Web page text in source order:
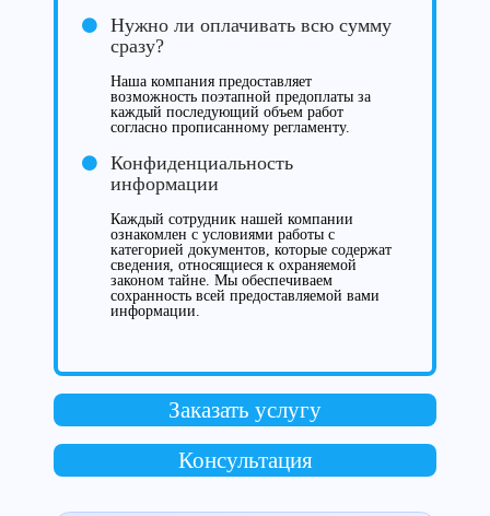
Нужно ли оплачивать всю сумму
сразу?
Наша компания предоставляет
возможность поэтапной предоплаты за
каждый последующий объем работ
согласно прописанному регламенту.
Конфиденциальность
информации
Каждый сотрудник нашей компании
ознакомлен с условиями работы с
категорией документов, которые содержат
сведения, относящиеся к охраняемой
законом тайне. Мы обеспечиваем
сохранность всей предоставляемой вами
информации.
Заказать услугу
Консультация